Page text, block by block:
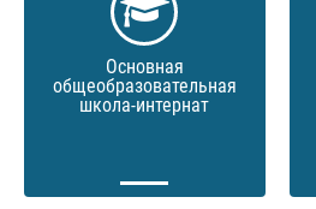
Основная
общеобразовательная
школа-интернат